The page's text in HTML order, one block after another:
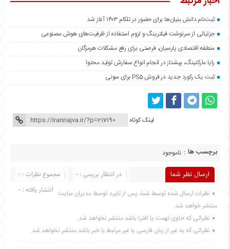
ثبت‌نام دانش بنیان‌ها برای حضور در تلکام ۱۴۰۳ آغاز شد
جزئیاتی از سرنوشت فیلترینگ و لزوم استفاده از ظرفیت‌های هوش مصنوعی
منطقه اقتصادی پارسیان، فرصتی برای رفع مشکلات هرمزگان
رایا مارکتینگ، پیشتاز در انجام انواع سفارش تولید محتوا
ثبت یک رکورد جدید در فروش PS5 برای سونی
لینک کوتاه
برچسب ها : ناموجود
ارسال نظر شما مجموع نظرات : 0
در انتظار بررسی : 0
انتشار یافته : 0 نظرات ارسال شده توسط شما، پس از تایید توسط مدیران سایت
منتشر خواهد شد.
نظراتی که حاوی تهمت یا افترا باشد منتشر نخواهد شد.
نظراتی که به غیر از زبان فارسی یا غیر مرتبط با خبر باشد منتشر نخواهد شد.